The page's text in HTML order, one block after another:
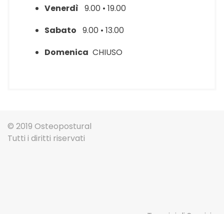
Venerdì 9.00 • 19.00
Sabato 9.00 • 13.00
Domenica CHIUSO
© 2019 Osteopostural
Tutti i diritti riservati